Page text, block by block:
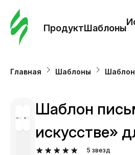
ПродуктШаблоны
Главная Шаблоны Шаблон
Шаблон
искусстве»
5 звезд